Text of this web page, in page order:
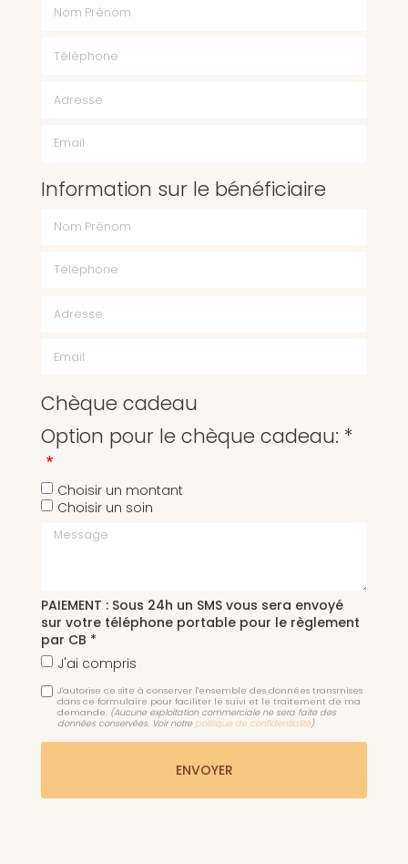
Information sur le bénéficiaire
Chèque cadeau
Option pour le chèque cadeau: *
Choisir un montant
Choisir un soin
Message
PAIEMENT : Sous 24h un SMS vous sera envoyé
sur votre téléphone portable pour le règlement
par CB *
J'ai compris
J'autorise ce site à conserver l'ensemble des données transmises
dans ce formulaire pour faciliter le suivi et le traitement de ma
demande. (Aucune exploitation commerciale ne sera faite des
données conservées. Voir notre politique de confidentialité)